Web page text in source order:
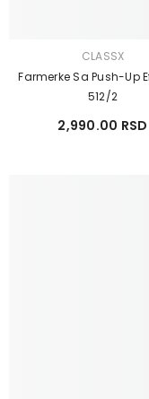
CLASSX
Farmerke Sa Push-Up
512/2
2,990.00 RSD